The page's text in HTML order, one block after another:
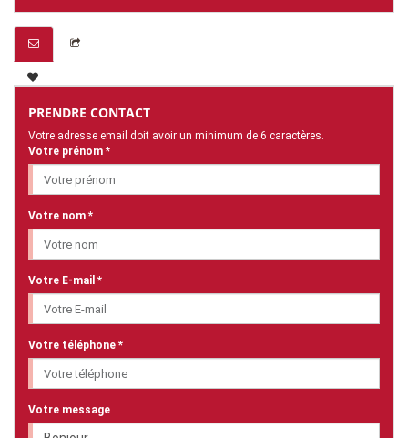
PRENDRE CONTACT
Votre adresse email doit avoir un minimum de 6 caractères.
Votre prénom *
Votre nom *
Votre E-mail *
Votre téléphone *
Votre message